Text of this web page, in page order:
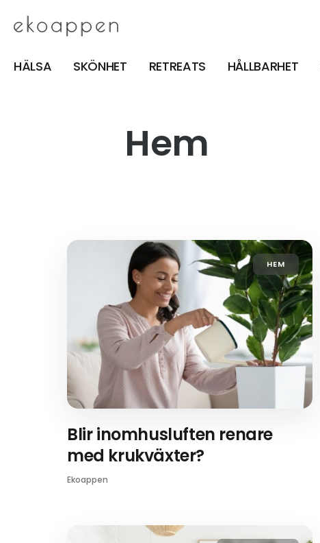
HÄLSA SKÖNHET RETREATS HÅLLBARHET
Hem
HEM
Blir inomhusluften renare
med krukväxter?
Ekoappen